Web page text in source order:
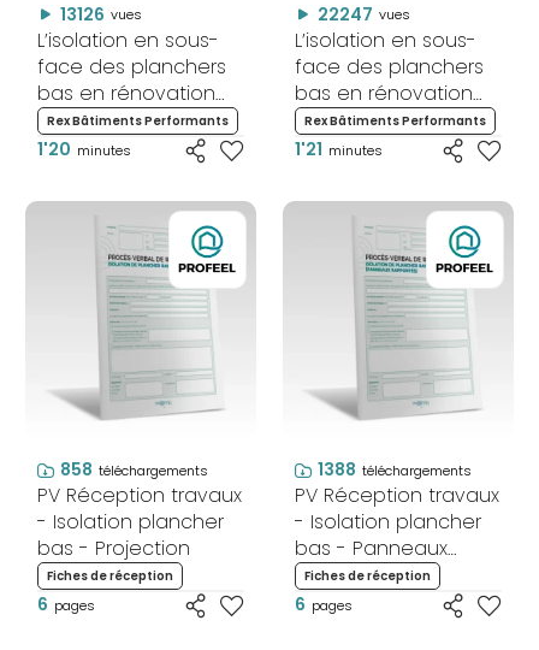
13126 vues
L’isolation en sous-
face des planchers
bas en rénovation
(2/3)
Rex Bâtiments Performants
1'20 minutes
22247 vues
L’isolation en sous-
face des planchers
bas en rénovation
(3/3)
Rex Bâtiments Performants
1'21 minutes
858 téléchargements
PV Réception travaux
- Isolation plancher
bas - Projection
Fiches de réception
6 pages
1388 téléchargements
PV Réception travaux
- Isolation plancher
bas - Panneaux
rapportés
Fiches de réception
6 pages